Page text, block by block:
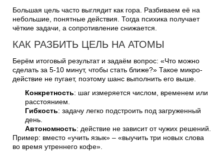
Большая цель часто выглядит как гора. Разбиваем её на
небольшие, понятные действия. Тогда психика получает
чёткие задачи, а сопротивление снижается.
КАК РАЗБИТЬ ЦЕЛЬ НА АТОМЫ
Берём итоговый результат и задаём вопрос: «Что можно
сделать за 5-10 минут, чтобы стать ближе?» Такое микро-
действие не пугает, поэтому шанс выполнить его выше.
Конкретность: шаг измеряется числом, временем или
расстоянием.
Гибкость: задачу легко подстроить под загруженный
день.
Автономность: действие не зависит от чужих решений.
Пример: вместо «учить язык» – «выучить три новых слова
во время утреннего кофе».